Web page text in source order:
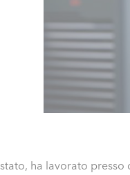
ha lavorato